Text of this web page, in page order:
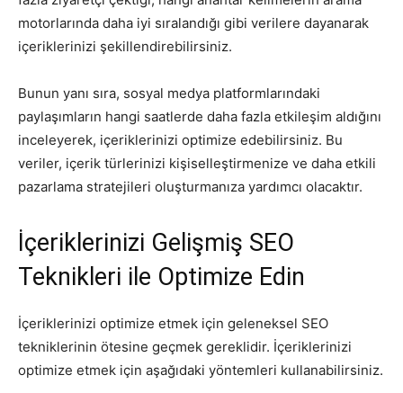
motorlarında daha iyi sıralandığı gibi verilere dayanarak
içeriklerinizi şekillendirebilirsiniz.
Bunun yanı sıra, sosyal medya platformlarındaki
paylaşımların hangi saatlerde daha fazla etkileşim aldığını
inceleyerek, içeriklerinizi optimize edebilirsiniz. Bu
veriler, içerik türlerinizi kişiselleştirmenize ve daha etkili
pazarlama stratejileri oluşturmanıza yardımcı olacaktır.
İçeriklerinizi Gelişmiş SEO
Teknikleri ile Optimize Edin
İçeriklerinizi optimize etmek için geleneksel SEO
tekniklerinin ötesine geçmek gereklidir. İçeriklerinizi
optimize etmek için aşağıdaki yöntemleri kullanabilirsiniz.